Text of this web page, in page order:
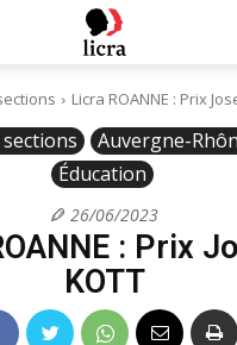
Licra ROANNE : Prix
Auvergne-
Éducation
26/06/2023
: Prix
KOTT